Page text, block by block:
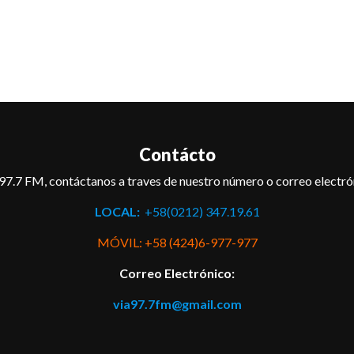
Contácto
FM, contáctanos a traves de nuestro número o correo
LOCAL:+58(0212) 347.19.61
MÓVIL: +58 (424)6-977-977
Correo Electrónico:
via97.7fm@gmail.com